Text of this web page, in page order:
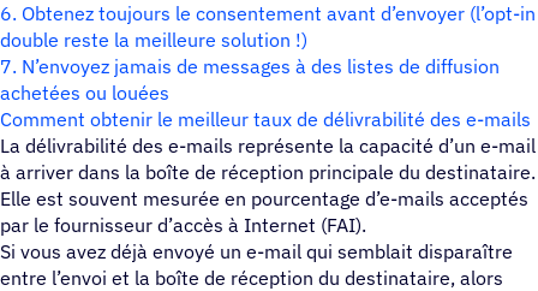
6. Obtenez toujours le consentement avant d’envoyer (l’opt-in
double reste la meilleure solution !)
7. N’envoyez jamais de messages à des listes de diffusion
achetées ou louées
Comment obtenir le meilleur taux de délivrabilité des e-mails
La délivrabilité des e-mails représente la capacité d’un e-mail
à arriver dans la boîte de réception principale du destinataire.
Elle est souvent mesurée en pourcentage d’e-mails acceptés
par le fournisseur d’accès à Internet (FAI).
Si vous avez déjà envoyé un e-mail qui semblait disparaître
entre l’envoi et la boîte de réception du destinataire, alors